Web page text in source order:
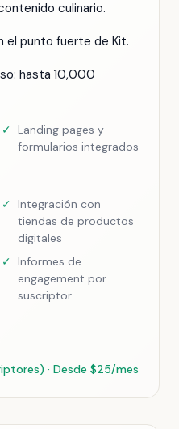
culinario.
el punto fuerte de Kit.
hasta 10,000
✓ Landing pages y
formularios integrados
✓ Integración con
tiendas de productos
digitales
✓ Informes de
engagement por
suscriptor
· Desde $25/mes